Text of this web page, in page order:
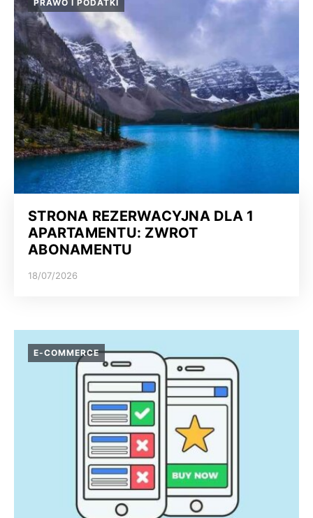
PRAWO I PODATKI
STRONA REZERWACYJNA DLA 1
APARTAMENTU: ZWROT
ABONAMENTU
18/07/2026
E-COMMERCE